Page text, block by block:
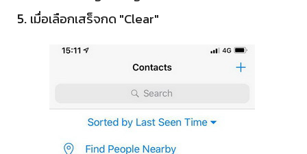
เมื่อเลือกเสร็จกด "Clear"